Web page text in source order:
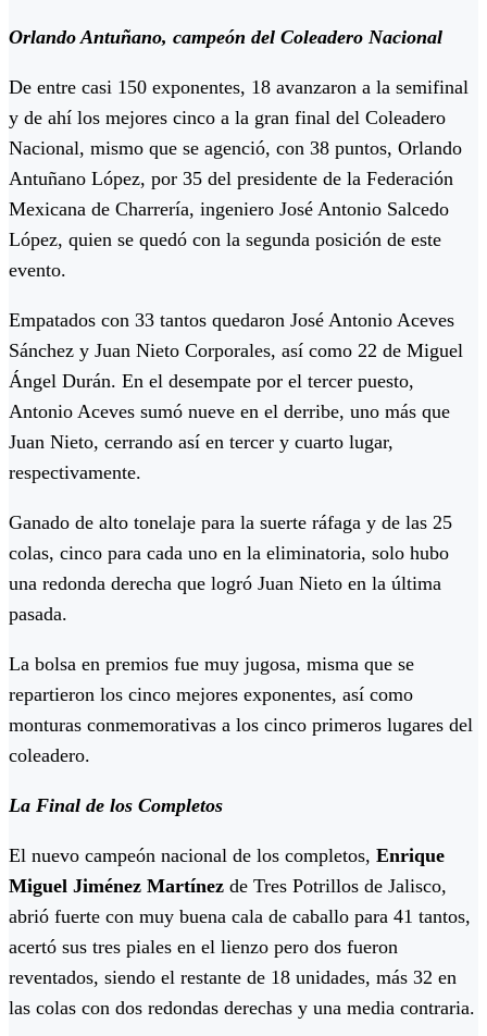
Orlando Antuñano, campeón del Coleadero Nacional
De entre casi 150 exponentes, 18 avanzaron a la semifinal
y de ahí los mejores cinco a la gran final del Coleadero
Nacional, mismo que se agenció, con 38 puntos, Orlando
Antuñano López, por 35 del presidente de la Federación
Mexicana de Charrería, ingeniero José Antonio Salcedo
López, quien se quedó con la segunda posición de este
evento.
Empatados con 33 tantos quedaron José Antonio Aceves
Sánchez y Juan Nieto Corporales, así como 22 de Miguel
Ángel Durán. En el desempate por el tercer puesto,
Antonio Aceves sumó nueve en el derribe, uno más que
Juan Nieto, cerrando así en tercer y cuarto lugar,
respectivamente.
Ganado de alto tonelaje para la suerte ráfaga y de las 25
colas, cinco para cada uno en la eliminatoria, solo hubo
una redonda derecha que logró Juan Nieto en la última
pasada.
La bolsa en premios fue muy jugosa, misma que se
repartieron los cinco mejores exponentes, así como
monturas conmemorativas a los cinco primeros lugares del
coleadero.
La Final de los Completos
El nuevo campeón nacional de los completos, Enrique
Miguel Jiménez Martínez de Tres Potrillos de Jalisco,
abrió fuerte con muy buena cala de caballo para 41 tantos,
acertó sus tres piales en el lienzo pero dos fueron
reventados, siendo el restante de 18 unidades, más 32 en
las colas con dos redondas derechas y una media contraria.